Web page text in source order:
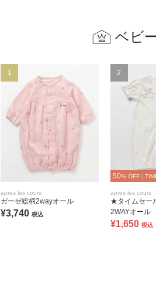
ベビ
1
apres les cours
ガーゼ総柄2wayオール
¥3,740 税込
2
50% OFF |
apres les cours
★タイムセー
2WAYオール
¥1,650 税込